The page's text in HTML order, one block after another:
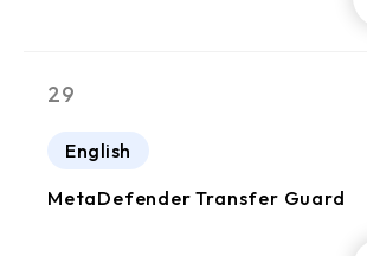
29
English
MetaDefender Transfer Guard